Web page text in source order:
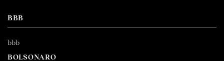
BBB
bbb
BOLSONARO